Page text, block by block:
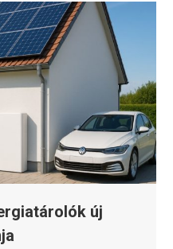
új